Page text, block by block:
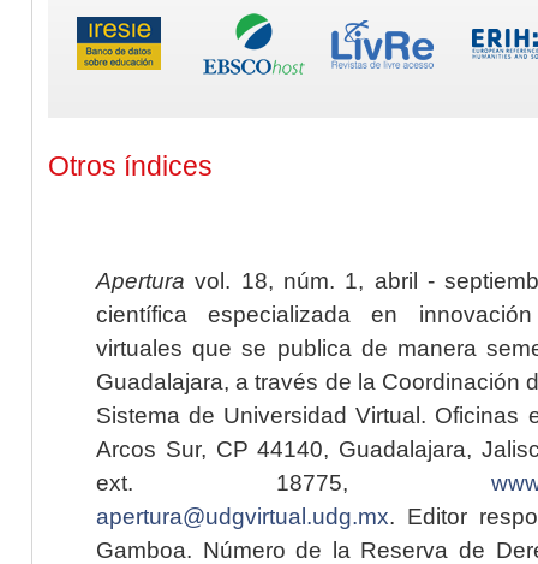
Otros índices
Apertura vol. 18, núm. 1, abril -
científica especializada en
virtuales que se publica de manera
Guadalajara, a través de la Coordinación
Sistema de Universidad Virtual. Oficinas
Arcos Sur, CP 44140, Guadalajara,
ext. 18775,
apertura@udgvirtual.udg.mx. Editor
Gamboa. Número de la Reserva de